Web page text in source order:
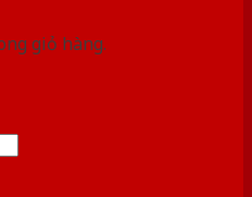
giỏ hàng.